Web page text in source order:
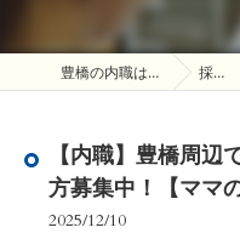
豊橋の内職は株式会社オオサワ 採用ブログ
【内職】豊橋周
方募集中！【ママ
2025/12/10